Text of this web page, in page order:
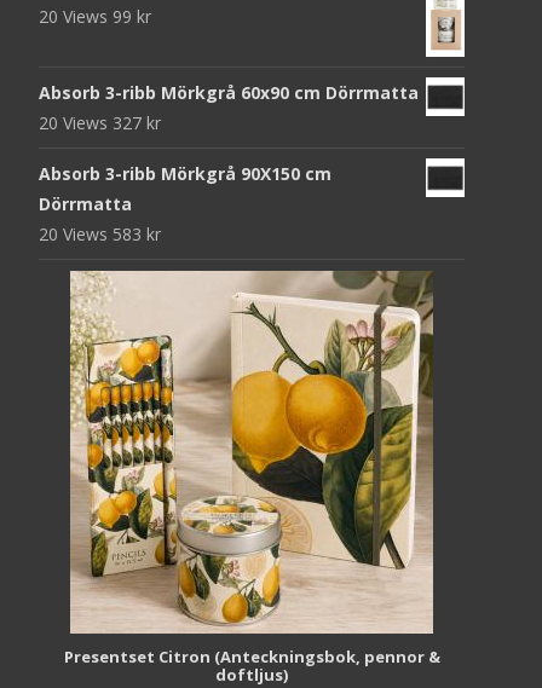
20 Views 99 kr
Absorb 3-ribb Mörkgrå 60x90 cm Dörrmatta
20 Views 327 kr
Absorb 3-ribb Mörkgrå 90X150 cm
Dörrmatta
20 Views 583 kr
Presentset Citron (Anteckningsbok, pennor &
doftljus)